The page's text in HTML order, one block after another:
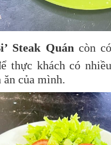
Steak Quán còn
thực khách có
ăn của mình.